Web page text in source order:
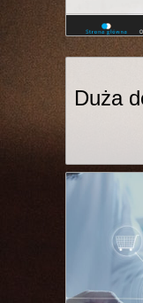
Duża